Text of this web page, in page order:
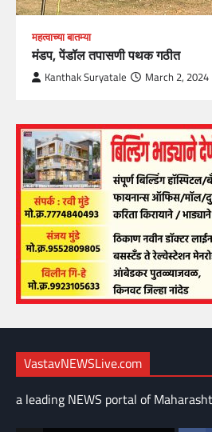
महत्वाच्या बातम्या
मंडप, पेंडॉल तपासणी पथक गठीत
Kanthak Suryatale March 2, 2024
VastavNEWSLive.com
a leading NEWS portal of